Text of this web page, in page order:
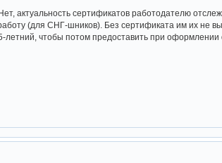
актуальность сертификатов работодателю
(для СНГ-шников). Без сертификата им их не
летний, чтобы потом предоставить при оформлении